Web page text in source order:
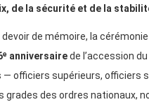
de la sécurité et de la
devoir de mémoire, la
anniversairede l’accession
officiers supérieurs,
des ordres nationaux,